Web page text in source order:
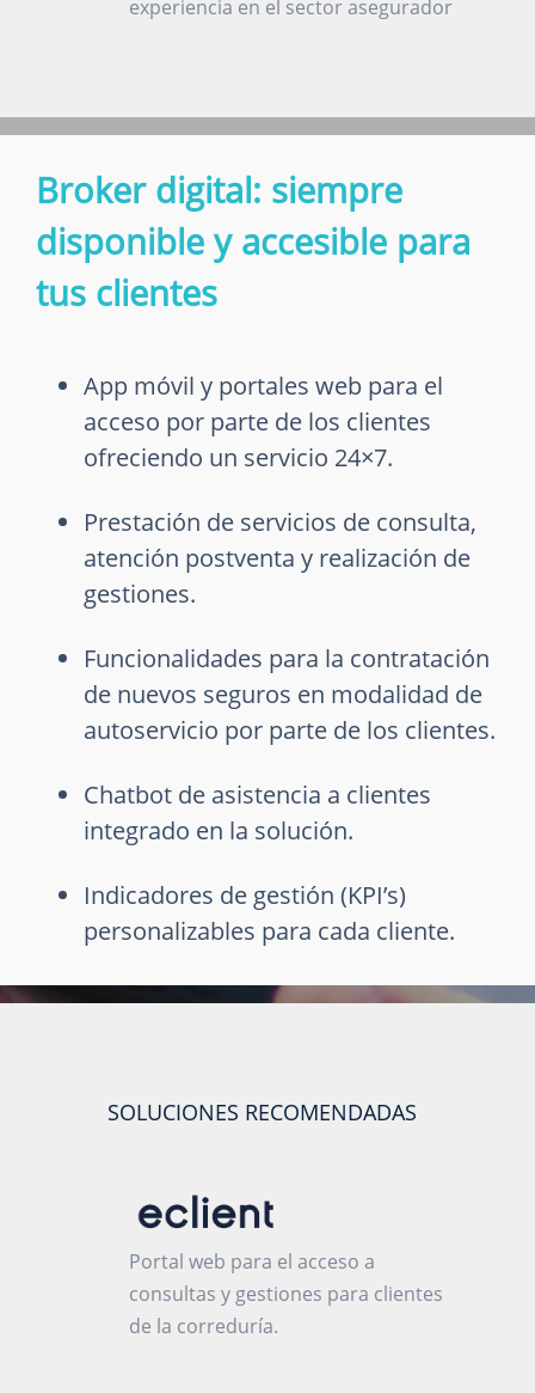
experiencia en el sector asegurador
Broker digital: siempre
disponible y accesible para
tus clientes
App móvil y portales web para el
acceso por parte de los clientes
ofreciendo un servicio 24×7.
Prestación de servicios de consulta,
atención postventa y realización de
gestiones.
Funcionalidades para la contratación
de nuevos seguros en modalidad de
autoservicio por parte de los clientes.
Chatbot de asistencia a clientes
integrado en la solución.
Indicadores de gestión (KPI’s)
personalizables para cada cliente.
SOLUCIONES RECOMENDADAS
Portal web para el acceso a
consultas y gestiones para clientes
de la correduría.